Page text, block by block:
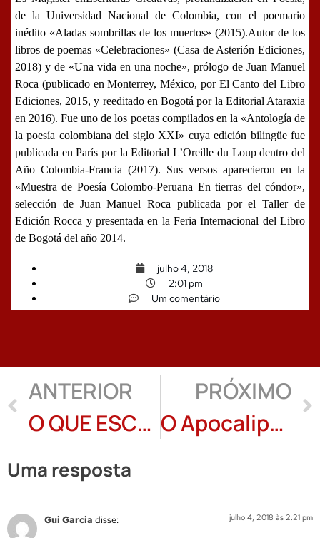
de la Universidad Nacional de Colombia, con el poemario
inédito «Aladas sombrillas de los muertos» (2015).Autor de los
libros de poemas «Celebraciones» (Casa de Asterión Ediciones,
2018) y de «Una vida en una noche», prólogo de Juan Manuel
Roca (publicado en Monterrey, México, por El Canto del Libro
Ediciones, 2015, y reeditado en Bogotá por la Editorial Ataraxia
en 2016). Fue uno de los poetas compilados en la «Antología de
la poesía colombiana del siglo XXI» cuya edición bilingüe fue
publicada en París por la Editorial L’Oreille du Loup dentro del
Año Colombia-Francia (2017). Sus versos aparecieron en la
«Muestra de Poesía Colombo-Peruana En tierras del cóndor»,
selección de Juan Manuel Roca publicada por el Taller de
Edición Rocca y presentada en la Feria Internacional del Libro
de Bogotá del año 2014.
julho 4, 2018
2:01 pm
Um comentário
ANTERIOR
O QUE ESCREVO ATORMENTA O QUE SOU: Hélder Simbad
PRÓXIMO
O Apocalipse: um poema inédito de Marcelo Ariel
Uma resposta
Gui Garcia disse: julho 4, 2018 às 2:21 pm